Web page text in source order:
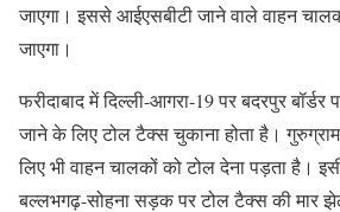
जाएगा। इससे आईएसबीटी जाने वाले वाहन
जाएगा।
फरीदाबाद में दिल्ली-आगरा-19 पर बदरपुर
जाने के लिए टोल टैक्स चुकाना होता है।
लिए भी वाहन चालकों को टोल देना पड़ता है।
बल्लभगढ़-सोहना सड़क पर टोल टैक्स की मार